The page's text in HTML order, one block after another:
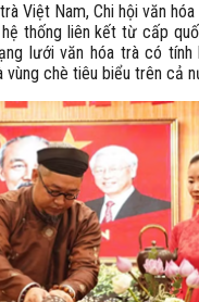
Việt Nam, Chi hội văn hóa
thống liên kết từ cấp
lưới văn hóa trà có tính
chè tiêu biểu trên cả